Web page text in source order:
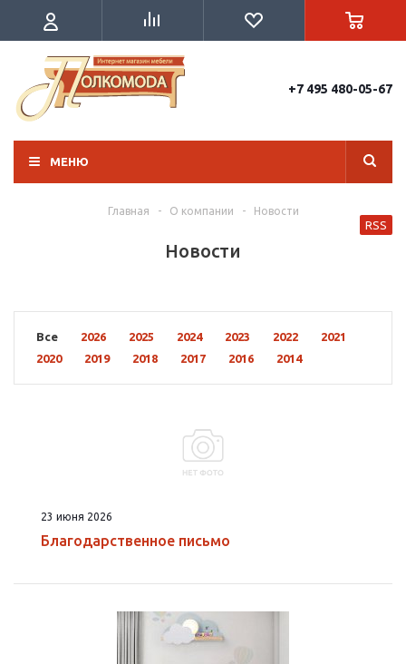
+7 495 480-05-67
МЕНЮ
Главная - О компании - Новости
Новости
RSS
Все 2026 2025 2024 2023 2022
2021
2020
2019 2018 2017 2016 2014
23 июня 2026
Благодарственное письмо